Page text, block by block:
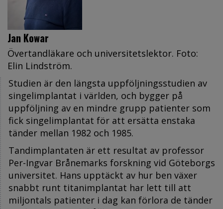
Jan Kowar
Övertandläkare och universitetslektor. Foto:
Elin Lindström.
Studien är den längsta uppföljningsstudien av
singelimplantat i världen, och bygger på
uppföljning av en mindre grupp patienter som
fick singelimplantat för att ersätta enstaka
tänder mellan 1982 och 1985.
Tandimplantaten är ett resultat av professor
Per-Ingvar Brånemarks forskning vid Göteborgs
universitet. Hans upptäckt av hur ben växer
snabbt runt titanimplantat har lett till att
miljontals patienter i dag kan förlora de tänder